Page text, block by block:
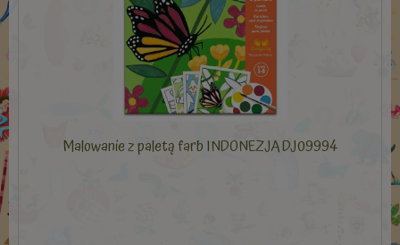
Malowanie z paletą farb INDONEZJA DJ09994